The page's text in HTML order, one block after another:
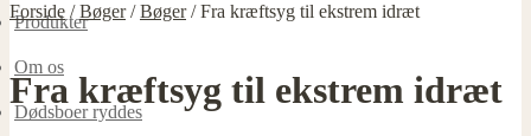
Produkter
Om os
Dødsboer ryddes
Forside /Bøger/Bøger/Fra kræftsyg til ekstrem idræt
Fra kræftsyg til ekstrem idræt